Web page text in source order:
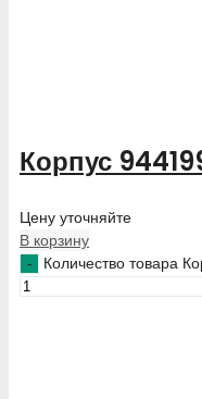
Корпус
Цену уточняйте
В корзину
Количество товара